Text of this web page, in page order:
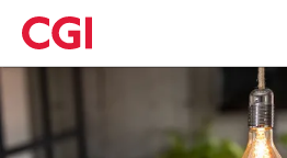
Skip
to
main